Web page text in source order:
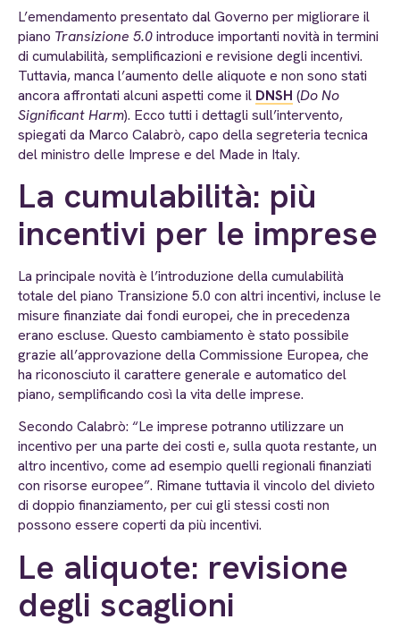
L’emendamento presentato dal Governo per migliorare il
piano Transizione 5.0introduce importanti novità in termini
di cumulabilità, semplificazioni e revisione degli incentivi.
Tuttavia, manca l’aumento delle aliquote e non sono stati
ancora affrontati alcuni aspetti come il DNSH (Do No
Significant Harm). Ecco tutti i dettagli sull’intervento,
spiegati da Marco Calabrò, capo della segreteria tecnica
del ministro delle Imprese e del Made in Italy.
La cumulabilità: più
incentivi per le imprese
La principale novità è l’introduzione della cumulabilità
totale del piano Transizione 5.0 con altri incentivi, incluse le
misure finanziate dai fondi europei, che in precedenza
erano escluse. Questo cambiamento è stato possibile
grazie all’approvazione della Commissione Europea, che
ha riconosciuto il carattere generale e automatico del
piano, semplificando così la vita delle imprese.
Secondo Calabrò: “Le imprese potranno utilizzare un
incentivo per una parte dei costi e, sulla quota restante, un
altro incentivo, come ad esempio quelli regionali finanziati
con risorse europee”. Rimane tuttavia il vincolo del divieto
di doppio finanziamento, per cui gli stessi costi non
possono essere coperti da più incentivi.
Le aliquote: revisione
degli scaglioni